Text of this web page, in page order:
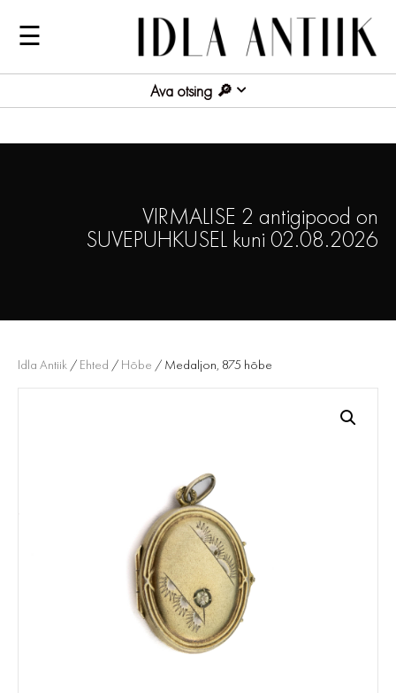
☰
Ava otsing
VIRMALISE 2 antigipood on
SUVEPUHKUSEL kuni 02.08.2026
Idla Antiik / Ehted / Hõbe / Medaljon, 875 hõbe